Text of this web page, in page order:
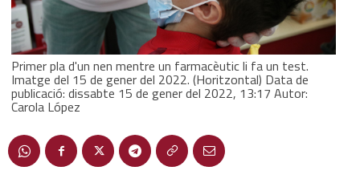
Primer pla d'un nen mentre un farmacèutic li fa un test.
Imatge del 15 de gener del 2022. (Horitzontal) Data de
publicació: dissabte 15 de gener del 2022, 13:17 Autor:
Carola López